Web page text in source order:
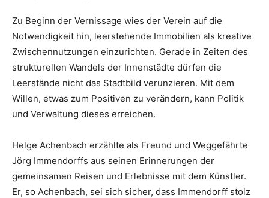
Zu Beginn der Vernissage wies der Verein auf die
Notwendigkeit hin, leerstehende Immobilien als kreative
Zwischennutzungen einzurichten. Gerade in Zeiten des
strukturellen Wandels der Innenstädte dürfen die
Leerstände nicht das Stadtbild verunzieren. Mit dem
Willen, etwas zum Positiven zu verändern, kann Politik
und Verwaltung dieses erreichen.
Helge Achenbach erzählte als Freund und Weggefährte
Jörg Immendorffs aus seinen Erinnerungen der
gemeinsamen Reisen und Erlebnisse mit dem Künstler.
Er, so Achenbach, sei sich sicher, dass Immendorff stolz